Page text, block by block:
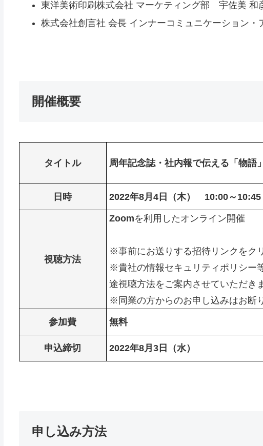
東洋美術印刷株式会社 マーケティング部 宇佐美 和
株式会社創言社 会長 インナーコミュニケーション
開催概要
タイトル 周年記念誌・社内報で伝える「物語
日時 2022年8月4日（木） 10:00～10:45
視聴方法
Zoomを利用したオンライン開催
※事前にお送りする招待リンクをク
※貴社の情報セキュリティポリシー
途視聴方法をご案内させていただき
※同業の方からのお申し込みはお断
参加費 無料
申込締切 2022年8月3日（水）
申し込み方法